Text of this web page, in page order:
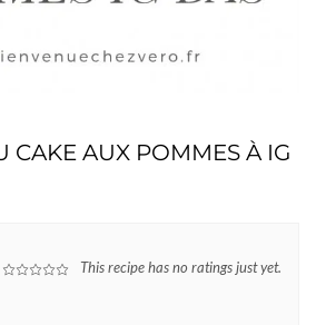
CAKE AUX POMMES À IG
This recipe has no ratings just yet.